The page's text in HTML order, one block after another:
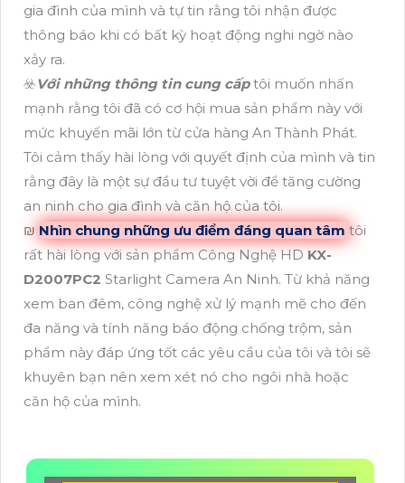
gia đình của mình và tự tin rằng tôi nhận được
thông báo khi có bất kỳ hoạt động nghi ngờ nào
xảy ra.
☣️Với những thông tin cung cấptôi muốn nhấn
mạnh rằng tôi đã có cơ hội mua sản phẩm này với
mức khuyến mãi lớn từ cửa hàng An Thành Phát.
Tôi cảm thấy hài lòng với quyết định của mình và tin
rằng đây là một sự đầu tư tuyệt vời để tăng cường
an ninh cho gia đình và căn hộ của tôi.
₪ Nhìn chung những ưu điểm đáng quan tâm tôi
rất hài lòng với sản phẩm Công Nghệ HDKX-
D2007PC2 Starlight Camera An Ninh. Từ khả năng
xem ban đêm, công nghệ xử lý mạnh mẽ cho đến
đa năng và tính năng báo động chống trộm, sản
phẩm này đáp ứng tốt các yêu cầu của tôi và tôi sẽ
khuyên bạn nên xem xét nó cho ngôi nhà hoặc
căn hộ của mình.